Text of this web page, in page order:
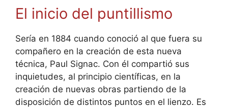
El inicio del puntillismo
Sería en 1884 cuando conoció al que fuera su
compañero en la creación de esta nueva
técnica, Paul Signac. Con él compartió sus
inquietudes, al principio científicas, en la
creación de nuevas obras partiendo de la
disposición de distintos puntos en el lienzo. Es